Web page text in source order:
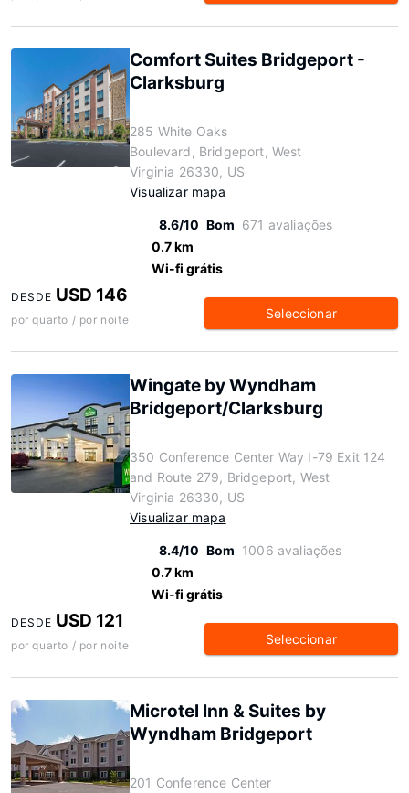
Comfort Suites Bridgeport -
Clarksburg
285 White Oaks
Boulevard, Bridgeport, West
Virginia 26330, US
Visualizar mapa
8.6/10 Bom 671 avaliações
0.7 km
Wi-fi grátis
DESDE USD 146
por quarto / por noite Seleccionar
Wingate by Wyndham
Bridgeport/Clarksburg
350 Conference Center Way I-79 Exit 124
and Route 279, Bridgeport, West
Virginia 26330, US
Visualizar mapa
8.4/10 Bom 1006 avaliações
0.7 km
Wi-fi grátis
DESDE USD 121
por quarto / por noite Seleccionar
Microtel Inn & Suites by
Wyndham Bridgeport
201 Conference Center